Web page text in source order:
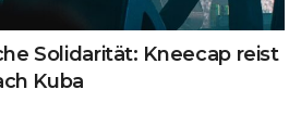
Solidarität: Kneecap reist
Kuba